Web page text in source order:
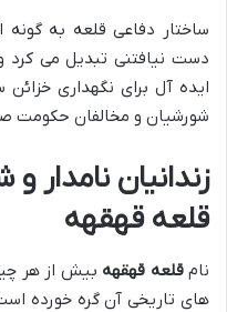
ساختار دفاعی قلعه به
دست نیافتنی تبدیل می کرد
ایده آل برای نگهداری
شورشیان و مخالفان حکومت
زندانیان
قلعه قهقهه
نامقلعه قهقهه بیش از هر
های تاریخی آن گره خورده